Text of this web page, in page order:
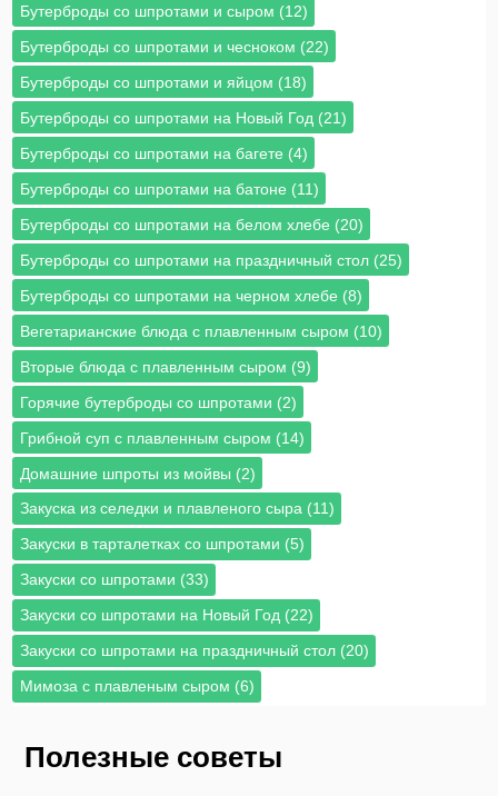
Бутерброды со шпротами и сыром (12)
Бутерброды со шпротами и чесноком (22)
Бутерброды со шпротами и яйцом (18)
Бутерброды со шпротами на Новый Год (21)
Бутерброды со шпротами на багете (4)
Бутерброды со шпротами на батоне (11)
Бутерброды со шпротами на белом хлебе (20)
Бутерброды со шпротами на праздничный стол (25)
Бутерброды со шпротами на черном хлебе (8)
Вегетарианские блюда с плавленным сыром (10)
Вторые блюда с плавленным сыром (9)
Горячие бутерброды со шпротами (2)
Грибной суп с плавленным сыром (14)
Домашние шпроты из мойвы (2)
Закуска из селедки и плавленого сыра (11)
Закуски в тарталетках со шпротами (5)
Закуски со шпротами (33)
Закуски со шпротами на Новый Год (22)
Закуски со шпротами на праздничный стол (20)
Мимоза с плавленым сыром (6)
Полезные советы